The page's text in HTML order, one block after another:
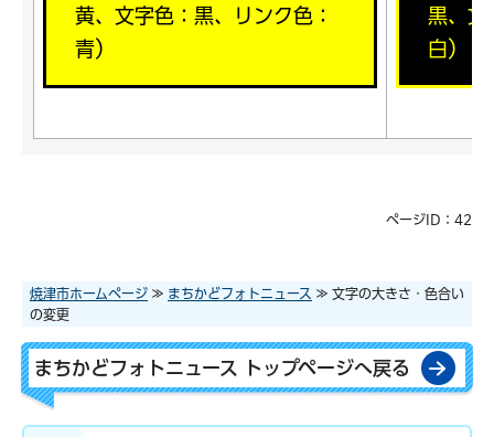
黄、文字色：黒、リンク色：
青）
黒、文
白）
ページID：42
焼津市ホームページ ≫ まちかどフォトニュース ≫ 文字の大きさ・色合い
の変更
まちかどフォトニュース トップページへ戻る